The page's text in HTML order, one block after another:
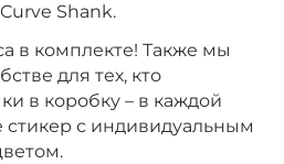
Shank.
в комплекте! Также мы
для тех, кто
в коробку – в каждой
стикер с индивидуальным